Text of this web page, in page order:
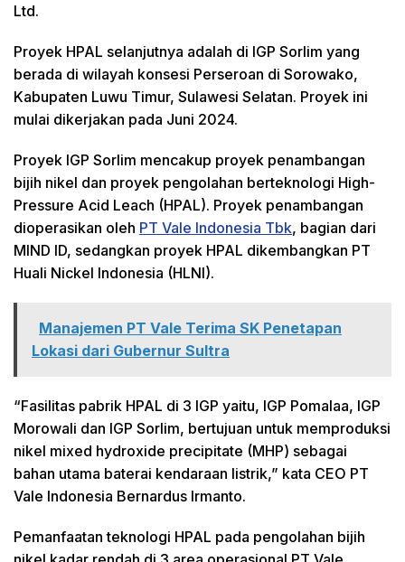
Ltd.
Proyek HPAL selanjutnya adalah di IGP Sorlim yang
berada di wilayah konsesi Perseroan di Sorowako,
Kabupaten Luwu Timur, Sulawesi Selatan. Proyek ini
mulai dikerjakan pada Juni 2024.
Proyek IGP Sorlim mencakup proyek penambangan
bijih nikel dan proyek pengolahan berteknologi High-
Pressure Acid Leach (HPAL). Proyek penambangan
dioperasikan oleh PT Vale Indonesia Tbk, bagian dari
MIND ID, sedangkan proyek HPAL dikembangkan PT
Huali Nickel Indonesia (HLNI).
Manajemen PT Vale Terima SK Penetapan
Lokasi dari Gubernur Sultra
“Fasilitas pabrik HPAL di 3 IGP yaitu, IGP Pomalaa, IGP
Morowali dan IGP Sorlim, bertujuan untuk memproduksi
nikel mixed hydroxide precipitate (MHP) sebagai
bahan utama baterai kendaraan listrik,” kata CEO PT
Vale Indonesia Bernardus Irmanto.
Pemanfaatan teknologi HPAL pada pengolahan bijih